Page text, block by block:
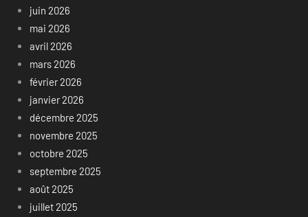
juin 2026
mai 2026
avril 2026
mars 2026
février 2026
janvier 2026
décembre 2025
novembre 2025
octobre 2025
septembre 2025
août 2025
juillet 2025